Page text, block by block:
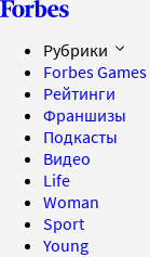
Рубрики
Forbes Games
Рейтинги
Франшизы
Подкасты
Видео
Life
Woman
Sport
Young